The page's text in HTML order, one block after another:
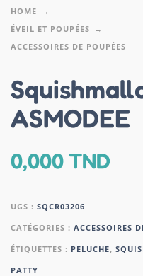
HOME
ÉVEIL ET POUPÉES
ACCESSOIRES DE POUPÉES
ASMODEE
0,000TND
UGS : SQCR03206
CATÉGORIES : ACCESSOIRES
ÉTIQUETTES : PELUCHE
PATTY